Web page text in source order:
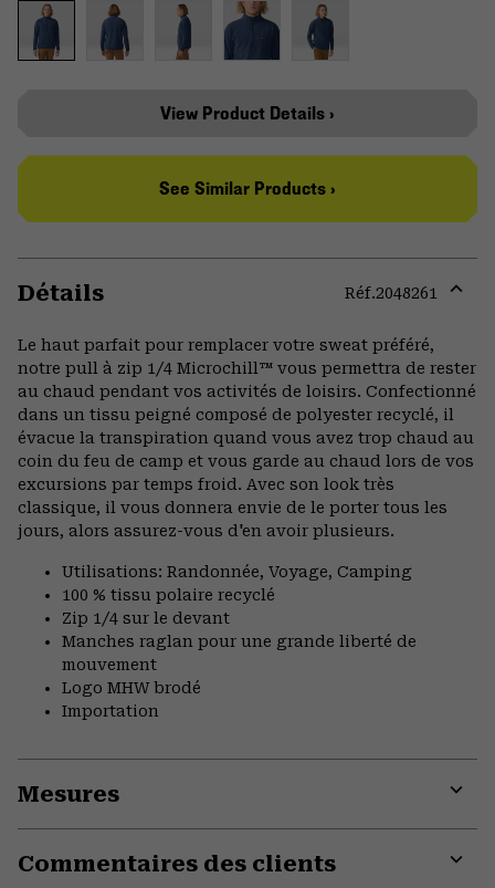
View Product Details ›
See Similar Products ›
Détails Réf.2048261
Le haut parfait pour remplacer votre sweat préféré,
notre pull à zip 1/4 Microchill™ vous permettra de rester
au chaud pendant vos activités de loisirs. Confectionné
dans un tissu peigné composé de polyester recyclé, il
évacue la transpiration quand vous avez trop chaud au
coin du feu de camp et vous garde au chaud lors de vos
excursions par temps froid. Avec son look très
classique, il vous donnera envie de le porter tous les
jours, alors assurez-vous d'en avoir plusieurs.
Utilisations: Randonnée, Voyage, Camping
100 % tissu polaire recyclé
Zip 1/4 sur le devant
Manches raglan pour une grande liberté de
mouvement
Logo MHW brodé
Importation
Mesures
Commentaires des clients